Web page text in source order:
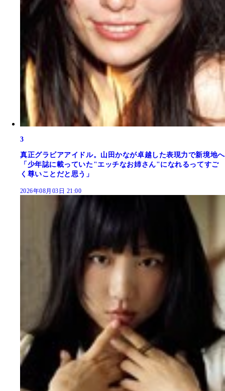
3
真正グラビアアイドル。山田かなが卓越した表現力で新境地へ
「少年誌に載っていた"エッチなお姉さん"になれるってすご
く尊いことだと思う」
2026年08月03日 21:00